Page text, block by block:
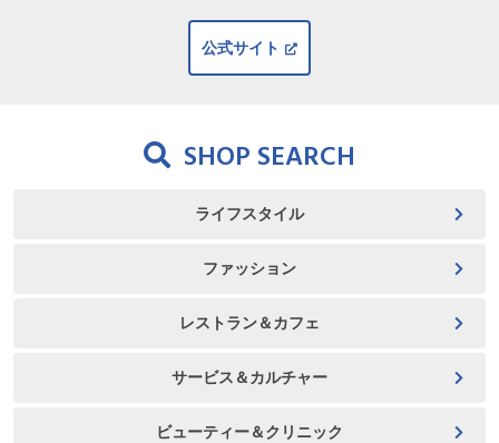
公式サイト
SHOP SEARCH
ライフスタイル
ファッション
レストラン＆カフェ
サービス＆カルチャー
ビューティー＆クリニック